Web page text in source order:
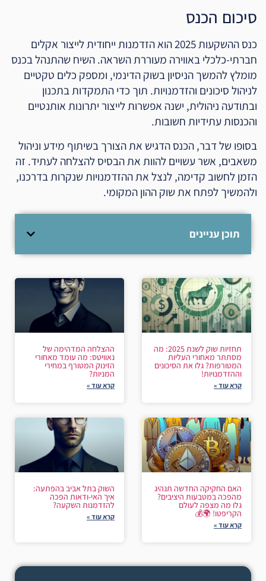
סיכום הכנס
כנס ההשקעות 2025 הוא הזדמנות ייחודית לייצור אקלים
חברתי-כלכלי באווירה מעוררת השראה. השיח שהתנהל בכנס
מומלץ להמשך הניסיון בשוק הדינמי, ומספק כלים טקטיים
לניהול סיכונים והזדמנויות. תוך כדי התמקדות בתכנון
ובתודעה ניהולית, ישנה אפשרות לייצור יתרונות אותנטיים
והכנסות עתידיות חשובות.
בסופו של דבר, הכנס הדגיש את הצורך בשיתוף מידע וניהול
משאבים, אשר עשויים להוות את הבסיס להצלחה לעתיד. זה
הזמן לחשוב קדימה, לנצל את ההזדמנויות שנקרות בדרכנו,
ולהמשיך לפתח את שוק ההון המקומי.
תוכן עניינים
תחזיות שוק לשנת 2025: מה
מסתתר מאחורי העליות
המטורפות? גלו את הסיכונים
וההזדמנויות!
קרא עוד »
ההצלחה המדהימה של
נאוויטס: מה עומד מאחורי
הזינוק המטורף במחירי
המניות?
קרא עוד »
האם החקיקה החדשה תנהיג
מהפכה במטבעות היציבים?
גלו מה מצפה לעולם
הקריפטו! 🌍💰
קרא עוד »
השוק בתל אביב בהפתעה:
איך האי-ודאות הפכה
להזדמנות השקעה?
קרא עוד »